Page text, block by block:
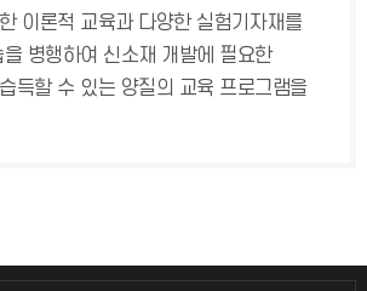
이론적 교육과 다양한 실험기자재를
병행하여 신소재 개발에 필요한
득할 수 있는 양질의 교육 프로그램을